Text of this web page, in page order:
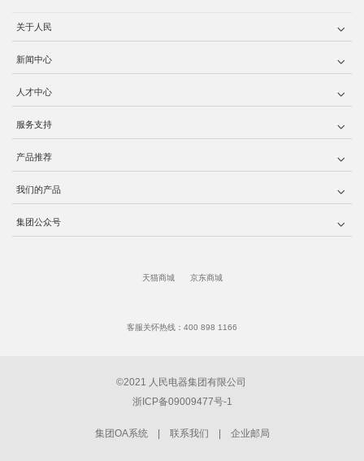
关于人民
新闻中心
人才中心
服务支持
产品推荐
我们的产品
集团公众号
天猫商城 京东商城
客服关怀热线：400 898 1166
©2021 人民电器集团有限公司
浙ICP备09009477号-1
集团OA系统 | 联系我们 | 企业邮局